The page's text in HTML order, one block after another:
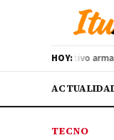
HOY:
cazador furtivo armado
TECNO